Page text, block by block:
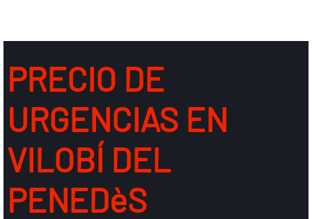
PRECIO DE
URGENCIAS EN
VILOBÍ DEL
PENEDèS